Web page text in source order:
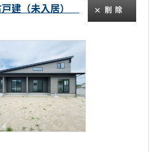
建（未入居）
削除